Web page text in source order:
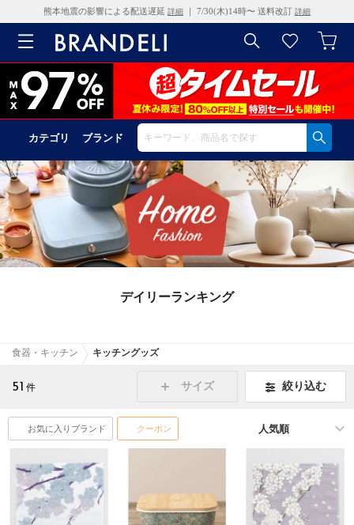
熊本地震の影響による配送遅延 詳細 ｜ 7/30(木)14時〜 送料改訂 詳細
カテゴリ ブランド
デイリーランキング
食器・キッチン キッチングッズ
51 件 サイズ 絞り込む
お気に入りブランド クーポン